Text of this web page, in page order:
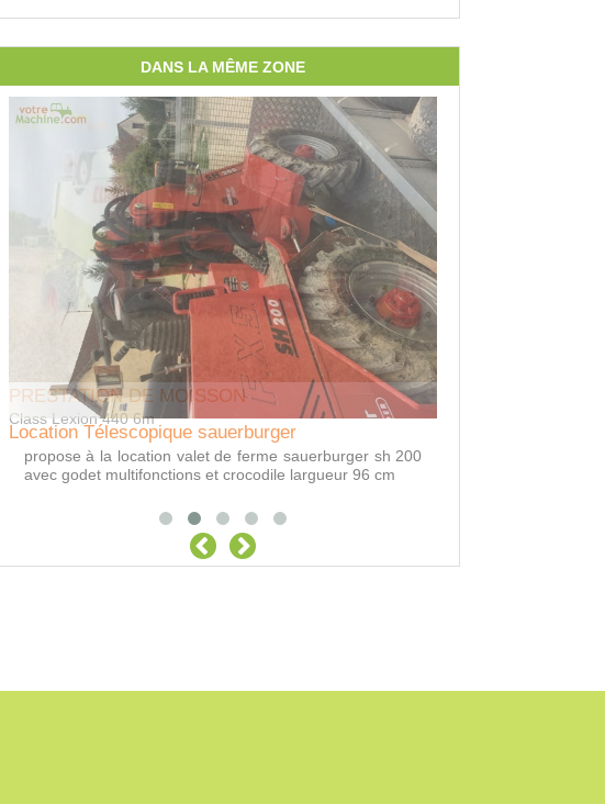
DANS LA MÊME ZONE
Location Télescopique sauerburger
propose à la location valet de ferme sauerburger sh 200
avec godet multifonctions et crocodile largueur 96 cm
PRESTATION DE MOISSON
Class Lexion 440 6m